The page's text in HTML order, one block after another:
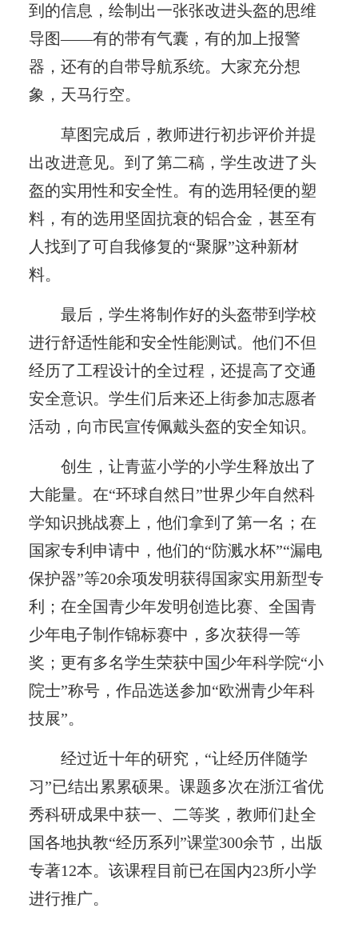
到的信息，绘制出一张张改进头盔的思维
导图——有的带有气囊，有的加上报警
器，还有的自带导航系统。大家充分想
象，天马行空。
草图完成后，教师进行初步评价并提
出改进意见。到了第二稿，学生改进了头
盔的实用性和安全性。有的选用轻便的塑
料，有的选用坚固抗衰的铝合金，甚至有
人找到了可自我修复的“聚脲”这种新材
料。
最后，学生将制作好的头盔带到学校
进行舒适性能和安全性能测试。他们不但
经历了工程设计的全过程，还提高了交通
安全意识。学生们后来还上街参加志愿者
活动，向市民宣传佩戴头盔的安全知识。
创生，让青蓝小学的小学生释放出了
大能量。在“环球自然日”世界少年自然科
学知识挑战赛上，他们拿到了第一名；在
国家专利申请中，他们的“防溅水杯”“漏电
保护器”等20余项发明获得国家实用新型专
利；在全国青少年发明创造比赛、全国青
少年电子制作锦标赛中，多次获得一等
奖；更有多名学生荣获中国少年科学院“小
院士”称号，作品选送参加“欧洲青少年科
技展”。
经过近十年的研究，“让经历伴随学
习”已结出累累硕果。课题多次在浙江省优
秀科研成果中获一、二等奖，教师们赴全
国各地执教“经历系列”课堂300余节，出版
专著12本。该课程目前已在国内23所小学
进行推广。